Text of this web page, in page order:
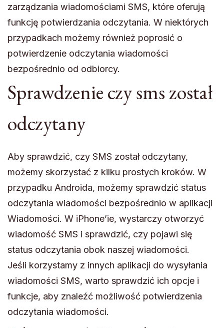
zarządzania wiadomościami SMS, które oferują
funkcję potwierdzania odczytania. W niektórych
przypadkach możemy również poprosić o
potwierdzenie odczytania wiadomości
bezpośrednio od odbiorcy.
Sprawdzenie czy sms został
odczytany
Aby sprawdzić, czy SMS został odczytany,
możemy skorzystać z kilku prostych kroków. W
przypadku Androida, możemy sprawdzić status
odczytania wiadomości bezpośrednio w aplikacji
Wiadomości. W iPhone’ie, wystarczy otworzyć
wiadomość SMS i sprawdzić, czy pojawi się
status odczytania obok naszej wiadomości.
Jeśli korzystamy z innych aplikacji do wysyłania
wiadomości SMS, warto sprawdzić ich opcje i
funkcje, aby znaleźć możliwość potwierdzenia
odczytania wiadomości.